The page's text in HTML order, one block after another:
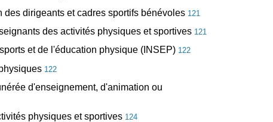
dirigeants et cadres sportifs bénévoles121
des activités physiques et sportives121
et de l'éducation physique (INSEP)122
122
d'enseignement, d'animation ou
physiques et sportives124